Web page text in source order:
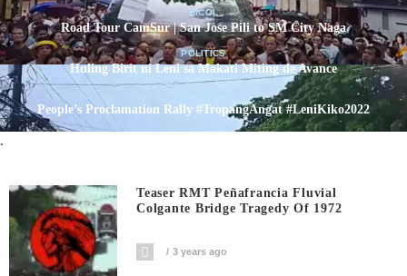
BICOL
Road Tour CamSur | San Jose Pili to SM City Naga
POLITICS
Huling Birit ni Leni sa Makati Miting de Avance
People’s Proclamation Rally #TropangAngat #LeniKiko2022
.
Teaser RMT Peñafrancia Fluvial
Colgante Bridge Tragedy Of 1972
3 years ago